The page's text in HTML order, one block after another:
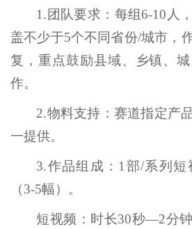
1.团队要求：每组6-10人
盖不少于5个不同省份/城市，
复，重点鼓励县域、乡镇、
作。
2.物料支持：赛道指定产
一提供。
3.作品组成：1部/系列短
（3-5幅）。
短视频：时长30秒—2分